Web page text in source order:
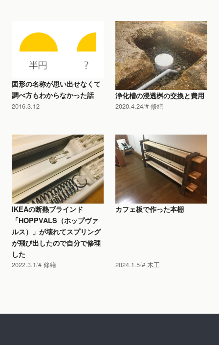
図形の名称が思い出せなくて
調べ方もわからなかった話
2016.3.12
浄化槽の浸透桝の交換と費用
2020.4.24 修繕
IKEAの断熱ブラインド
「HOPPVALS（ホップヴァ
ルス）」が壊れてスプリング
が飛び出したので自分で修理
した
2022.3.1 修繕
カフェ板で作った本棚
2024.1.5 木工